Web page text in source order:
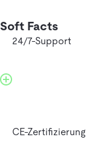
Soft Facts
24/7-Support
CE-Zertifizierung